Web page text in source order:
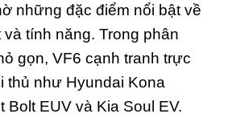
những đặc điểm nổi bật về
tính năng. Trong phân
gọn, VF6 cạnh tranh trực
thủ như Hyundai Kona
Bolt EUV và Kia Soul EV.